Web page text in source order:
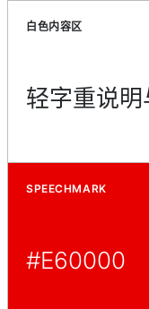
白色内容区
轻字重说
SPEECHMARK
#E60000